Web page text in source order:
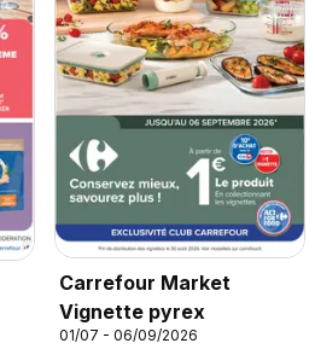
Carrefour Market
Vignette pyrex
01/07 - 06/09/2026